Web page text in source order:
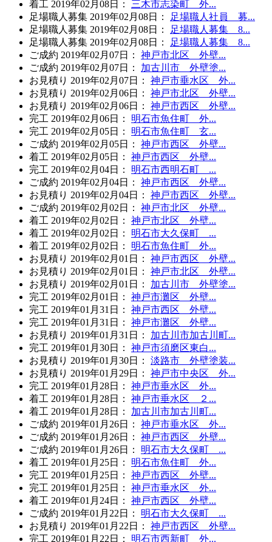
着工 2019年02月08日 ：
三木市志染町 外...
足場職人募集 2019年02月08日 ：
足場職人社員 募...
足場職人募集 2019年02月08日 ：
足場職人募集 8...
足場職人募集 2019年02月08日 ：
足場職人募集 8...
ご成約 2019年02月07日 ：
神戸市北区 外壁...
ご成約 2019年02月07日 ：
加古川市 外壁塗...
お見積り 2019年02月07日 ：
神戸市垂水区 外...
お見積り 2019年02月06日 ：
神戸市北区 外壁...
お見積り 2019年02月06日 ：
神戸市西区 外壁...
完工 2019年02月06日 ：
明石市魚住町 外...
完工 2019年02月05日 ：
明石市魚住町 玄...
ご成約 2019年02月05日 ：
神戸市西区 外壁...
着工 2019年02月05日 ：
神戸市西区 外壁...
完工 2019年02月04日 ：
明石市西明石町 ...
ご成約 2019年02月04日 ：
神戸市西区 外壁...
お見積り 2019年02月04日 ：
神戸市西区 外壁...
ご成約 2019年02月02日 ：
神戸市北区 外壁...
着工 2019年02月02日 ：
神戸市北区 外壁...
着工 2019年02月02日 ：
明石市大久保町 ...
着工 2019年02月02日 ：
明石市魚住町 外...
お見積り 2019年02月01日 ：
神戸市西区 外壁...
お見積り 2019年02月01日 ：
神戸市北区 外壁...
お見積り 2019年02月01日 ：
加古川市 外壁塗...
完工 2019年02月01日 ：
神戸市灘区 外壁...
完工 2019年01月31日 ：
神戸市西区 外壁...
完工 2019年01月31日 ：
神戸市灘区 外壁...
お見積り 2019年01月31日 ：
加古川市加古川町...
完工 2019年01月30日 ：
神戸市須磨区東白...
お見積り 2019年01月30日 ：
淡路市 外壁塗装...
お見積り 2019年01月29日 ：
神戸市中央区 外...
完工 2019年01月28日 ：
神戸市垂水区 外...
着工 2019年01月28日 ：
神戸市垂水区 ２...
着工 2019年01月28日 ：
加古川市加古川町...
ご成約 2019年01月26日 ：
神戸市垂水区 外...
ご成約 2019年01月26日 ：
神戸市西区 外壁...
ご成約 2019年01月26日 ：
明石市大久保町 ...
着工 2019年01月25日 ：
明石市魚住町 外...
完工 2019年01月25日 ：
神戸市西区 外壁...
完工 2019年01月25日 ：
神戸市垂水区 外...
着工 2019年01月24日 ：
神戸市西区 外壁...
ご成約 2019年01月22日 ：
明石市大久保町 ...
お見積り 2019年01月22日 ：
神戸市西区 外壁...
完工 2019年01月22日 ： 明石市西新町 外...